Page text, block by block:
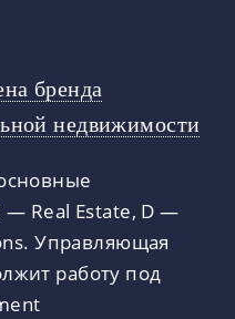
бренда
недвижимости
— Real Estate, D —
Управляющая
работу под